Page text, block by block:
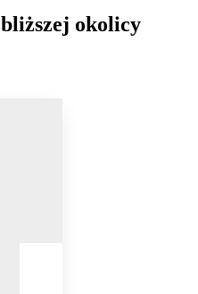
okolicy